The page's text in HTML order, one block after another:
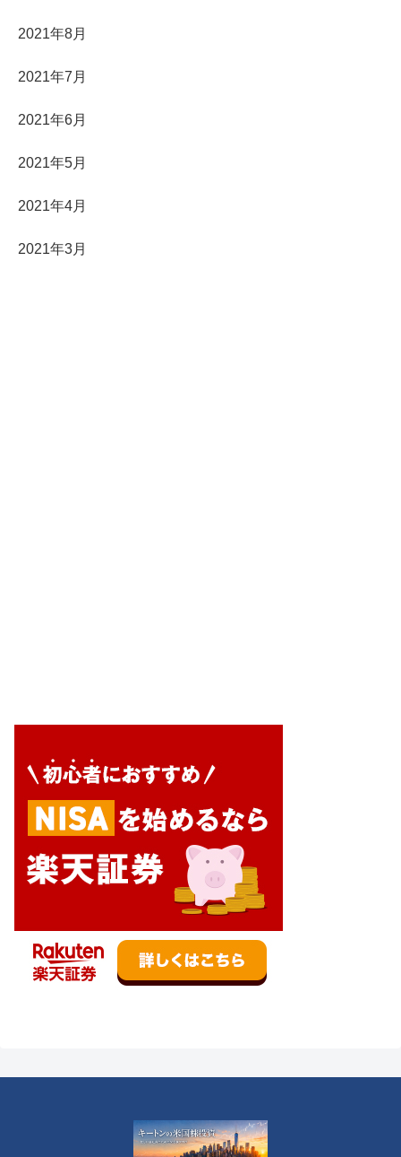
2021年8月
2021年7月
2021年6月
2021年5月
2021年4月
2021年3月